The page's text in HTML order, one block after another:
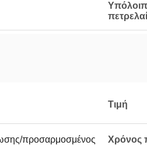
Τιμή
προσαρμοσμένος Χρόνος